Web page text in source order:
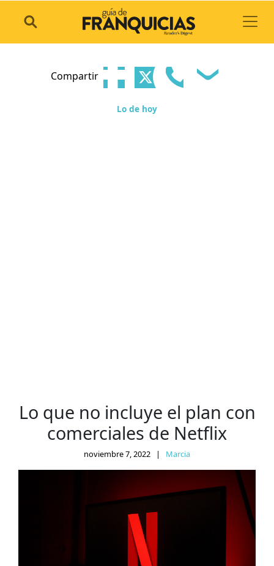
Compartir
Lo de hoy
Lo que no incluye el plan con
comerciales de Netflix
noviembre 7, 2022 | Marcia